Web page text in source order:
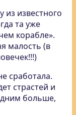
из известного
та уже
корабле».
малость (в
сработала.
страстей и
больше,